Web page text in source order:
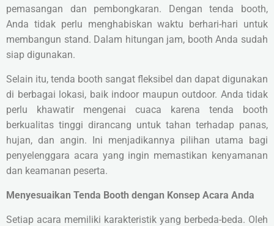
pemasangan dan pembongkaran. Dengan tenda booth,
Anda tidak perlu menghabiskan waktu berhari-hari untuk
membangun stand. Dalam hitungan jam, booth Anda sudah
siap digunakan.
Selain itu, tenda booth sangat fleksibel dan dapat digunakan
di berbagai lokasi, baik indoor maupun outdoor. Anda tidak
perlu khawatir mengenai cuaca karena tenda booth
berkualitas tinggi dirancang untuk tahan terhadap panas,
hujan, dan angin. Ini menjadikannya pilihan utama bagi
penyelenggara acara yang ingin memastikan kenyamanan
dan keamanan peserta.
Menyesuaikan Tenda Booth dengan Konsep Acara Anda
Setiap acara memiliki karakteristik yang berbeda-beda. Oleh